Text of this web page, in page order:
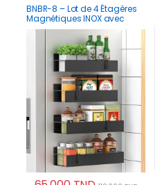
BNBR-8 – Lot de 4 Étagères
Magnétiques INOX avec
Crochets Rangement
Pratique Cuisine Salle de
Bain Réfrigérateur